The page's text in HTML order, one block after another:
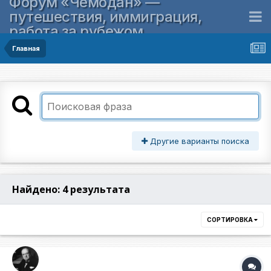
путешествия, иммиграция,
работа за рубежом
Главная
Другие варианты поиска
Найдено: 4 результата
СОРТИРОВКА